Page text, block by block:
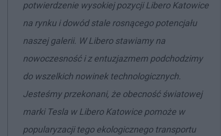
potwierdzenie wysokiej pozycji Libero Katowice
na rynku i dowód stale rosnącego potencjału
naszej galerii. W Libero stawiamy na
nowoczesność i z entuzjazmem podchodzimy
do wszelkich nowinek technologicznych.
Jesteśmy przekonani, że obecność światowej
marki Tesla w Libero Katowice pomoże w
popularyzacji tego ekologicznego transportu